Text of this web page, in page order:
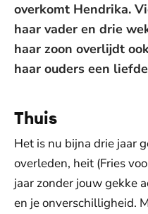
overkomt Hendrika.
haar vader en drie
haar zoon overlijdt
haar ouders een
Thuis
Het is nu bijna drie jaar
overleden, heit (Fries
jaar zonder jouw gekke
en je onverschilligheid.